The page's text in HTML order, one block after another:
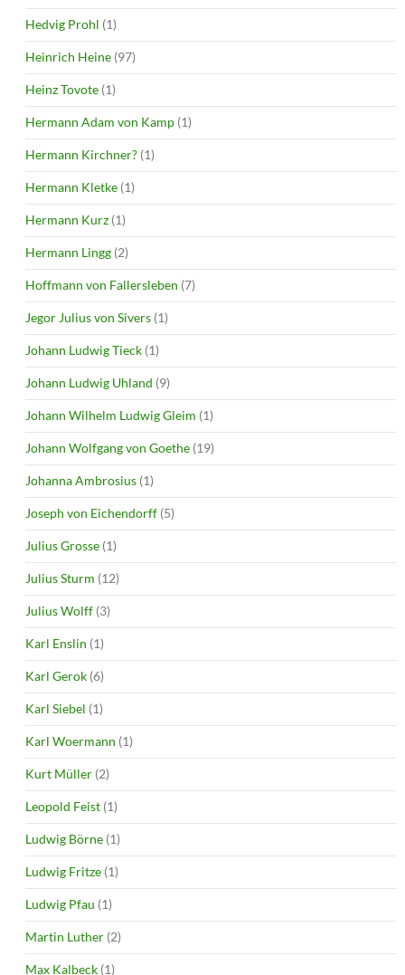
Hedvig Prohl (1)
Heinrich Heine (97)
Heinz Tovote (1)
Hermann Adam von Kamp (1)
Hermann Kirchner? (1)
Hermann Kletke (1)
Hermann Kurz (1)
Hermann Lingg (2)
Hoffmann von Fallersleben (7)
Jegor Julius von Sivers (1)
Johann Ludwig Tieck (1)
Johann Ludwig Uhland (9)
Johann Wilhelm Ludwig Gleim (1)
Johann Wolfgang von Goethe (19)
Johanna Ambrosius (1)
Joseph von Eichendorff (5)
Julius Grosse (1)
Julius Sturm (12)
Julius Wolff (3)
Karl Enslin (1)
Karl Gerok (6)
Karl Siebel (1)
Karl Woermann (1)
Kurt Müller (2)
Leopold Feist (1)
Ludwig Börne (1)
Ludwig Fritze (1)
Ludwig Pfau (1)
Martin Luther (2)
Max Kalbeck (1)